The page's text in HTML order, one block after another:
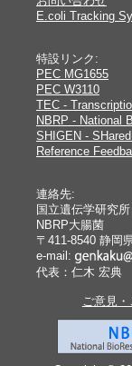
E.coli Tracking
特設リンク:
PEC MG1655
PEC W3110
TEC -
NBRP - National
SHIGEN -
Reference
連絡先:
国立遺伝学研究
NBRP大腸菌
〒411-8540 静岡
e-mail:
代表：仁木 宏典
ご意見・